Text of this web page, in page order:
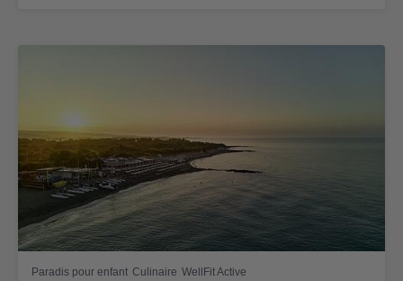
Paradis pour enfant Culinaire WellFit Active